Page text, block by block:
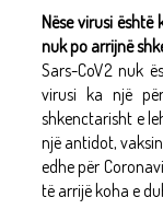
Nëse virusi
nuk po arrijnë
Sars-CoV2 nuk
virusi ka një
shkenctarisht e
një antidot,
edhe për
të arrijë koha e